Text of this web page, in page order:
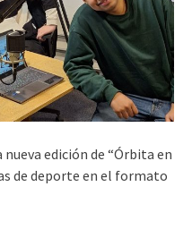
edición de “Órbita en
de deporte en el formato